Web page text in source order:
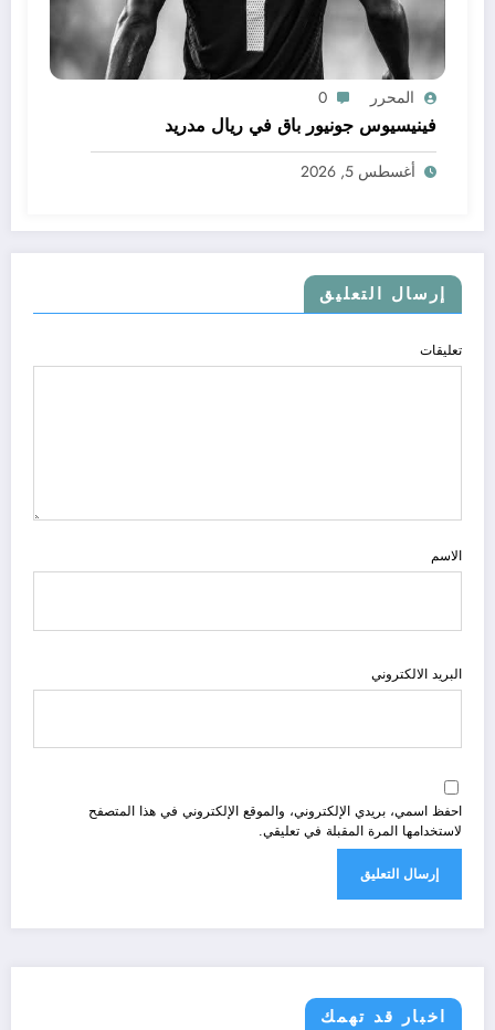
المحرر 0
فينيسيوس جونيور باق في ريال مدريد
أغسطس 5, 2026
إرسال التعليق
تعليقات
الاسم
البريد الالكتروني
احفظ اسمي، بريدي الإلكتروني، والموقع الإلكتروني في هذا المتصفح
لاستخدامها المرة المقبلة في تعليقي.
اخبار قد تهمك